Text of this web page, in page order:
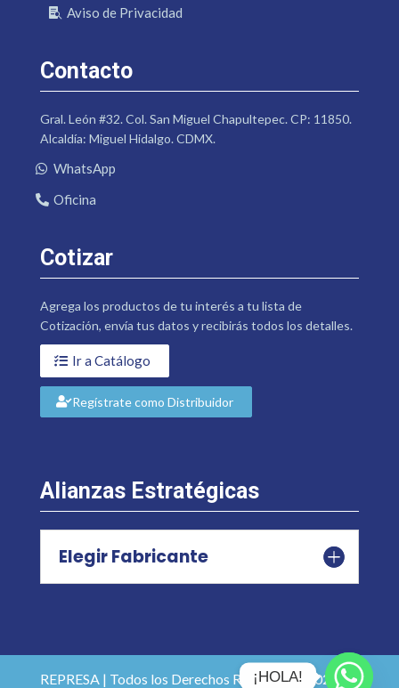
Aviso de Privacidad
Contacto
Gral. León #32. Col. San Miguel Chapultepec. CP: 11850.
Alcaldía: Miguel Hidalgo. CDMX.
WhatsApp
Oficina
Cotizar
Agrega los productos de tu interés a tu lista de
Cotización, envía tus datos y recibirás todos los detalles.
Ir a Catálogo
Regístrate como Distribuidor
Alianzas Estratégicas
Elegir Fabricante
REPRESA | Todos los Derechos Reservados 2026 |
¡HOLA!